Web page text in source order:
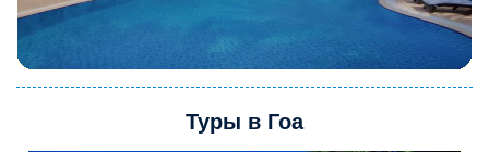
Туры в Гоа